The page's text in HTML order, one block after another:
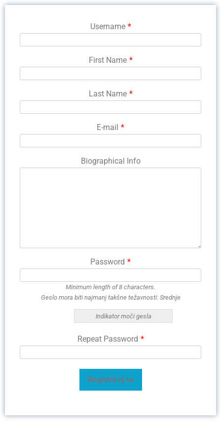
Username *
First Name *
Last Name *
E-mail *
Biographical Info
Password *
Minimum length of 8 characters.
Geslo mora biti najmanj takšne težavnosti: Srednje
Indikator moči gesla
Repeat Password *